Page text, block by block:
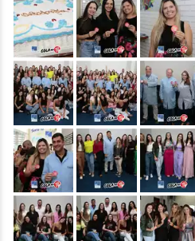
&nbsp; &nbsp; &nbsp;
&nbsp; &nbsp; &nbsp;
&nbsp; &nbsp; &nbsp;
&nbsp; &nbsp; &nbsp;